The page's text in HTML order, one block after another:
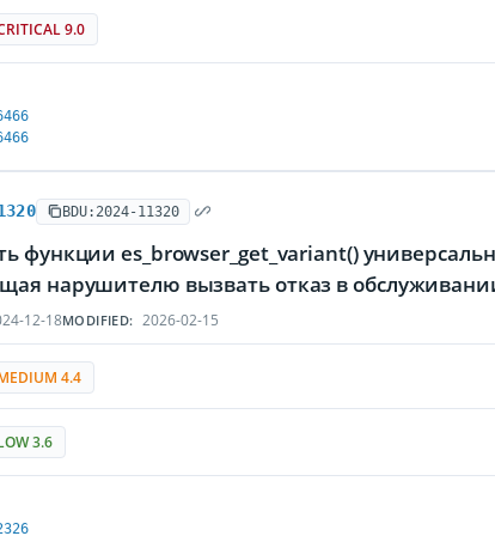
9.0
BDU:2024-11320
функции es_browser_get_variant()
нарушителю вызвать отказ в
12-18MODIFIED: 2026-02-15
4.4
3.6